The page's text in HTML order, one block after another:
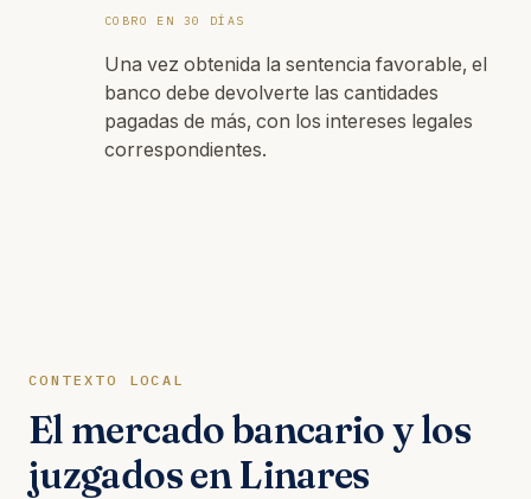
COBRO EN 30 DÍAS
Una vez obtenida la sentencia favorable, el
banco debe devolverte las cantidades
pagadas de más, con los intereses legales
correspondientes.
CONTEXTO LOCAL
El mercado bancario y los
juzgados en Linares